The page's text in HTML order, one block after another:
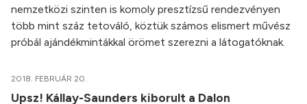
nemzetközi szinten is komoly presztízsű rendezvényen
több mint száz tetováló, köztük számos elismert művész
próbál ajándékmintákkal örömet szerezni a látogatóknak.
2018. FEBRUÁR 20.
Upsz! Kállay-Saunders kiborult a Dalon